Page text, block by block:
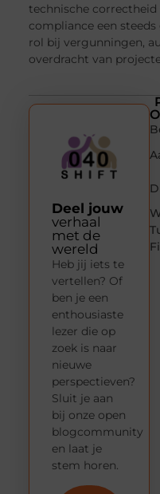
technische correctheid
compliance een
rol bij vergunningen,
overdracht van
Deel jouw
verhaal
met de
wereld
Heb jij iets te
vertellen? Of
ben je een
enthousiaste
lezer die op
zoek is naar
nieuwe
perspectieven?
Sluit je aan
bij onze open
blogcommunity
en laat je
stem horen.